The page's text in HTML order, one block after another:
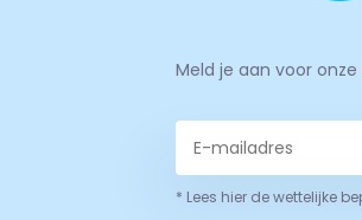
Meld je aan voor
* Lees hier de wettelijke